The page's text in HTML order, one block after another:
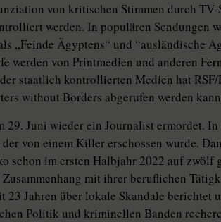
von kritischen Stimmen durch TV-
werden. In populären Sendungen
„Feinde Ägyptens“ und “ausländische
werden von Printmedien und anderen
staatlich kontrollierten Medien hat
without Borders abgerufen werden
29. Juni wieder ein Journalist ermordet.
von einem Killer erschossen wurde.
schon im ersten Halbjahr 2022 auf zwölf
mit ihrer beruflichen
23 Jahren über lokale Skandale berichtet
Politik und kriminellen Banden